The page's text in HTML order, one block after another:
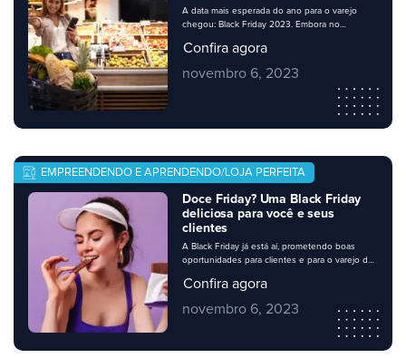
A data mais esperada do ano para o varejo
chegou: Black Friday 2023. Embora no
de novembro, muitos negócios apostam no
promoções ao longo do mês ou da semana.
Seu negócio precisa estar preparado, e é claro
Confira agora
novembro 6, 2023
Doce Friday? Uma Black Friday
deliciosa para você e seus
clientes
A Black Friday já está aí, prometendo boas
oportunidades para clientes e para o varejo de
se organizam para abastecer a despensa. Os
papel na oferta de produtos que já são parte
do dia a dia do consumidor, a preços muito
Confira agora
novembro 6, 2023
EMPREENDENDO E APRENDENDO/LOJA PERFEITA